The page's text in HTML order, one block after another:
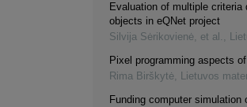
Evaluation of multiple
objects in eQNet project
Silvija Sėrikovienė, et al. ,
Pixel programming aspects
Rima Birškytė, Lietuvos
Funding computer